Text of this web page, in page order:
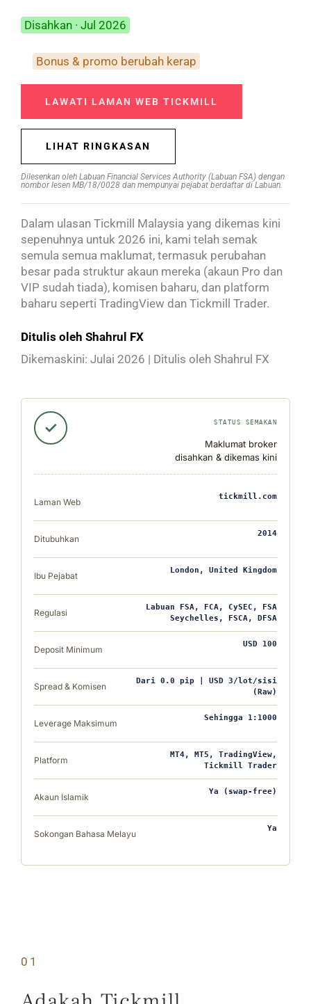
Disahkan · Jul 2026
Bonus & promo berubah kerap
LAWATI LAMAN WEB TICKMILL
LIHAT RINGKASAN
Dilesenkan oleh Labuan Financial Services Authority (Labuan FSA) dengan
nombor lesen MB/18/0028 dan mempunyai pejabat berdaftar di Labuan.
Dalam ulasan Tickmill Malaysia yang dikemas kini
sepenuhnya untuk 2026 ini, kami telah semak
semula semua maklumat, termasuk perubahan
besar pada struktur akaun mereka (akaun Pro dan
VIP sudah tiada), komisen baharu, dan platform
baharu seperti TradingView dan Tickmill Trader.
Ditulis oleh Shahrul FX
Dikemaskini: Julai 2026 | Ditulis oleh Shahrul FX
✓ STATUS SEMAKAN
Maklumat broker
disahkan & dikemas kini
Laman Web
tickmill.com
Ditubuhkan
2014
Ibu Pejabat
London, United Kingdom
Regulasi
Labuan FSA, FCA, CySEC, FSA
Seychelles, FSCA, DFSA
Deposit Minimum
USD 100
Spread & Komisen
Dari 0.0 pip | USD 3/lot/sisi
(Raw)
Leverage Maksimum
Sehingga 1:1000
Platform
MT4, MT5, TradingView,
Tickmill Trader
Akaun Islamik
Ya (swap-free)
Sokongan Bahasa Melayu
Ya
01